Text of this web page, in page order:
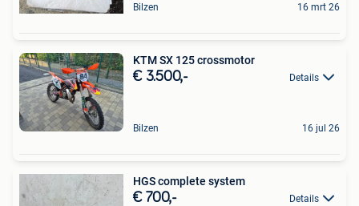
Bilzen 16 mrt 26
KTM SX 125 crossmotor
€ 3.500,- Details
Bilzen 16 jul 26
HGS complete system
€ 700,- Details